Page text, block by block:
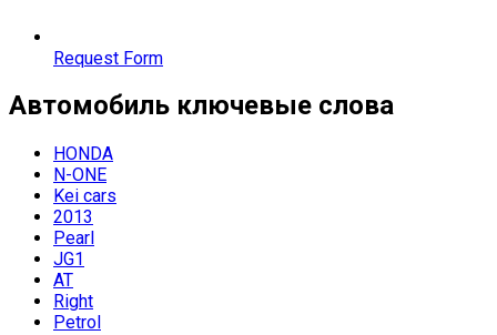
Request Form
Автомобиль ключевые слова
HONDA
N-ONE
Kei cars
2013
Pearl
JG1
AT
Right
Petrol